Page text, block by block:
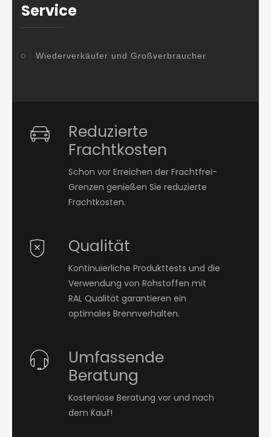
Service
Wiederverkäufer und Großverbraucher
Reduzierte
Frachtkosten
Schon vor Erreichen der Frachtfrei-
Grenzen genießen Sie reduzierte
Frachtkosten.
Qualität
Kontinuierliche Produkttests und die
Verwendung von Rohstoffen mit
RAL Qualität garantieren ein
optimales Brennverhalten.
Umfassende
Beratung
Kostenlose Beratung vor und nach
dem Kauf!